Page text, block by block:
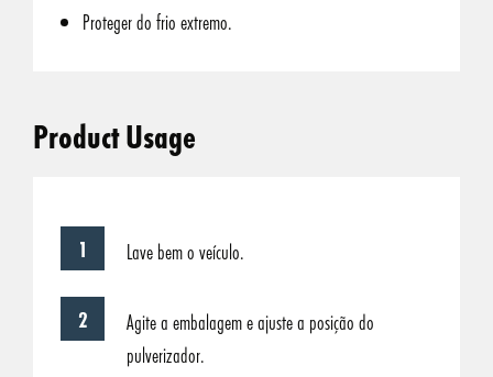
Proteger do frio extremo.
Product Usage
Lave bem o veículo.
Agite a embalagem e ajuste a posição do
pulverizador.